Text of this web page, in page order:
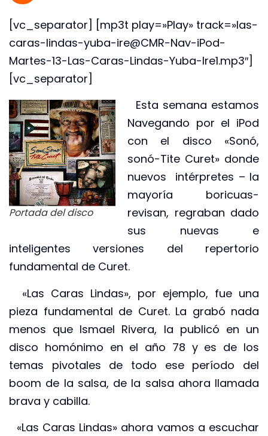
[vc_separator] [mp3t play=»Play» track=»las-
caras-lindas-yuba-ire@CMR-Nav-iPod-
Martes-13-Las-Caras-Lindas-Yuba-Ire1.mp3″]
[vc_separator]
Portada del disco
Esta semana estamos
Navegando por el iPod
con el disco «Sonó,
sonó-Tite Curet» donde
nuevos intérpretes – la
mayoría boricuas-
revisan, regraban dado
sus nuevas e
inteligentes versiones del repertorio
fundamental de Curet.
«Las Caras Lindas», por ejemplo, fue una
pieza fundamental de Curet. La grabó nada
menos que Ismael Rivera, la publicó en un
disco homónimo en el año 78 y es de los
temas pivotales de todo ese período del
boom de la salsa, de la salsa ahora llamada
brava y cabilla.
«Las Caras Lindas» ahora vamos a escuchar